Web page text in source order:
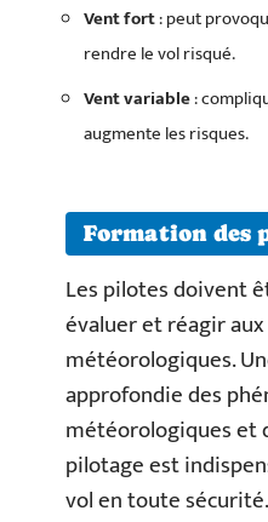
Vent fort: peut
rendre le vol risqué.
Vent variable:
augmente les risques.
Formation des
Les pilotes doivent
évaluer et réagir
météorologiques.
approfondie des
météorologiques et
pilotage est
vol en toute sécurité.